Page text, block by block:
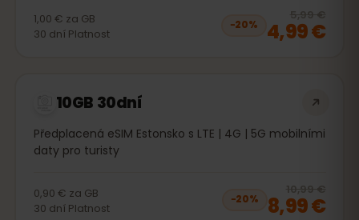
1,00 € za GB
30 dní Platnost
−20%
5,99 €
4,99 €
10GB 30dní
Předplacená eSIM Estonsko s LTE | 4G | 5G mobilními
daty pro turisty
0,90 € za GB
30 dní Platnost
−20%
10,99 €
8,99 €